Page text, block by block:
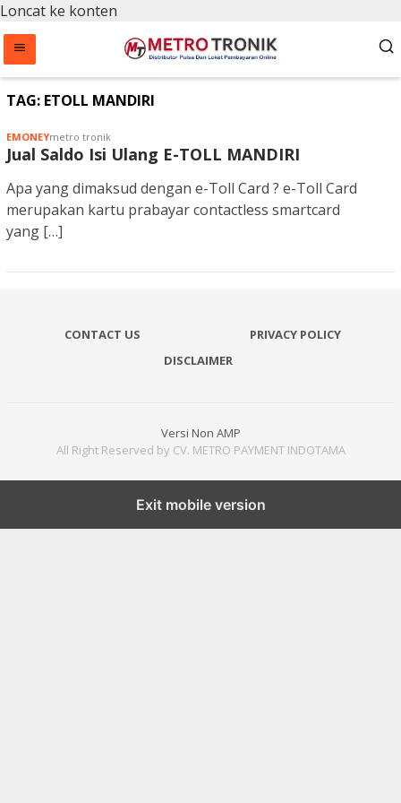
Loncat ke konten
TAG: ETOLL MANDIRI
EMONEYmetro tronik
Jual Saldo Isi Ulang E-TOLL MANDIRI
Apa yang dimaksud dengan e-Toll Card ? e-Toll Card
merupakan kartu prabayar contactless smartcard
yang […]
CONTACT US
PRIVACY POLICY
DISCLAIMER
Versi Non AMP
All Right Reserved by CV. METRO PAYMENT INDOTAMA
Exit mobile version